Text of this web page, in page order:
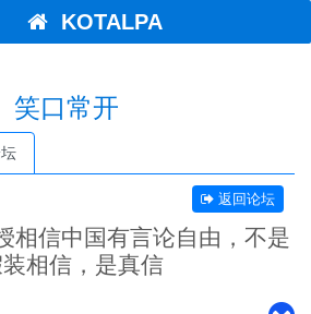
KOTALPA
笑口常开
返回论坛
相信中国有言论自由，不是
相信，是真信